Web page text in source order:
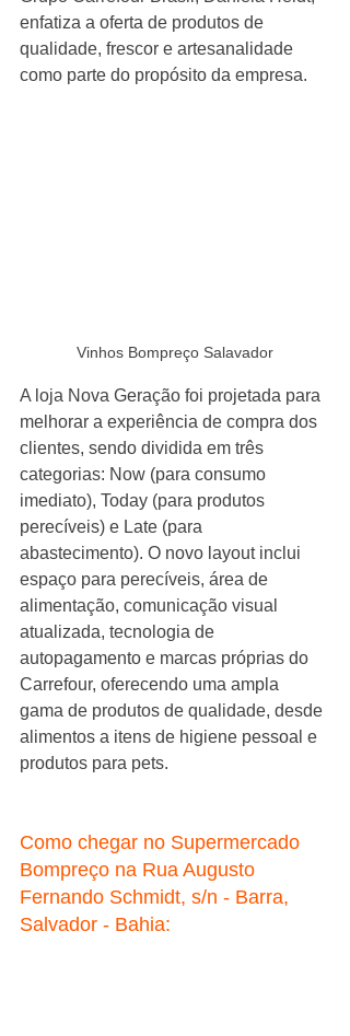
enfatiza a oferta de produtos de
qualidade, frescor e artesanalidade
como parte do propósito da empresa.
Vinhos Bompreço Salavador
A loja Nova Geração foi projetada para
melhorar a experiência de compra dos
clientes, sendo dividida em três
categorias: Now (para consumo
imediato), Today (para produtos
perecíveis) e Late (para
abastecimento). O novo layout inclui
espaço para perecíveis, área de
alimentação, comunicação visual
atualizada, tecnologia de
autopagamento e marcas próprias do
Carrefour, oferecendo uma ampla
gama de produtos de qualidade, desde
alimentos a itens de higiene pessoal e
produtos para pets.
Como chegar no Supermercado
Bompreço na Rua Augusto
Fernando Schmidt, s/n - Barra,
Salvador - Bahia: